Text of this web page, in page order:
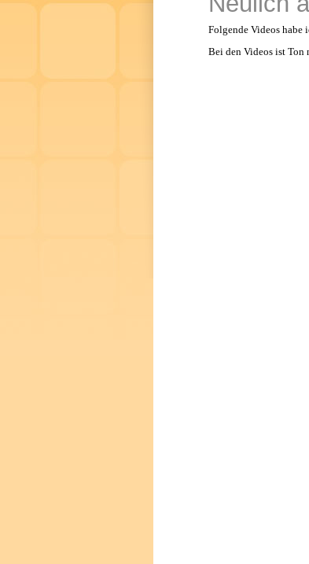
Folgende Videos habe
Bei den Videos ist Ton